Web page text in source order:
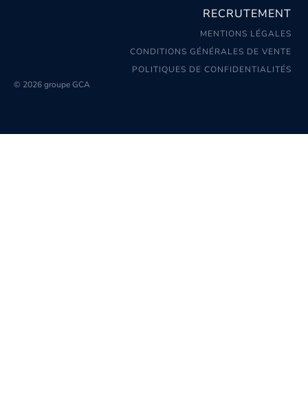
RECRUTEMENT
MENTIONS LÉGALES
CONDITIONS GÉNÉRALES DE VENTE
POLITIQUES DE CONFIDENTIALITÉS
© 2026 groupe GCA